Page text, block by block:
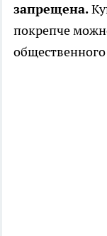
запрещена.
покрепче